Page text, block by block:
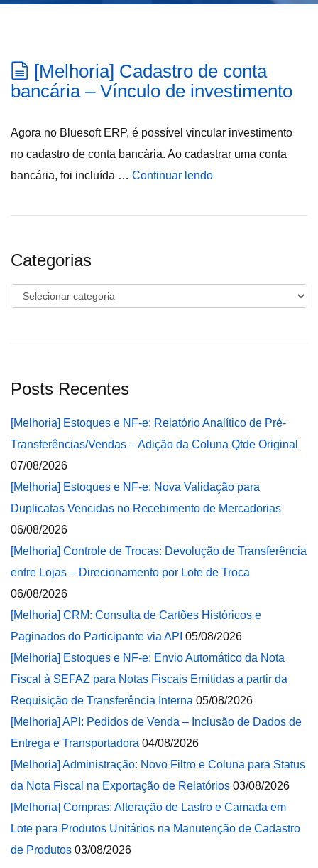
[Melhoria] Cadastro de conta
bancária – Vínculo de investimento
Agora no Bluesoft ERP, é possível vincular investimento
no cadastro de conta bancária. Ao cadastrar uma conta
bancária, foi incluída … Continuar lendo
Categorias
Categorias
Posts Recentes
[Melhoria] Estoques e NF-e: Relatório Analítico de Pré-
Transferências/Vendas – Adição da Coluna Qtde Original
07/08/2026
[Melhoria] Estoques e NF-e: Nova Validação para
Duplicatas Vencidas no Recebimento de Mercadorias
06/08/2026
[Melhoria] Controle de Trocas: Devolução de Transferência
entre Lojas – Direcionamento por Lote de Troca
06/08/2026
[Melhoria] CRM: Consulta de Cartões Históricos e
Paginados do Participante via API 05/08/2026
[Melhoria] Estoques e NF-e: Envio Automático da Nota
Fiscal à SEFAZ para Notas Fiscais Emitidas a partir da
Requisição de Transferência Interna 05/08/2026
[Melhoria] API: Pedidos de Venda – Inclusão de Dados de
Entrega e Transportadora 04/08/2026
[Melhoria] Administração: Novo Filtro e Coluna para Status
da Nota Fiscal na Exportação de Relatórios 03/08/2026
[Melhoria] Compras: Alteração de Lastro e Camada em
Lote para Produtos Unitários na Manutenção de Cadastro
de Produtos 03/08/2026